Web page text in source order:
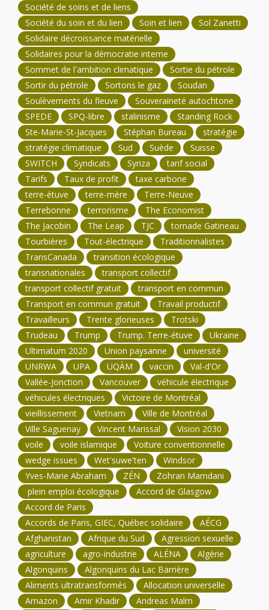
Société de soins et de liens
Société du soin et du lien
Soin et lien
Sol Zanetti
Solidaire décroissance matérielle
Solidaires pour la démocratie interne
Sommet de l'ambition climatique
Sortie du pétrole
Sortir du pétrole
Sortons le gaz
Soudan
Soulèvements du fleuve
Souveraineté autochtone
SPEDE
SPQ-libre stalinisme
Standing Rock
Ste-Marie-St-Jacques
Stéphan Bureau
stratégie
stratégie climatique
Sud Suède
Suisse
SWITCH
Syndicats Syriza
tarif social
Tarifs
Taux de profit
taxe carbone
terre-étuve
terre-mère
Terre-Neuve
Terrebonne
terrorisme
The Economist
The Jacobin
The Leap TJC
tornade Gatineau
Tourbières
Tout-électrique
Traditionnalistes
TransCanada
transition écologique
transnationales
transport collectif
transport collectif gratuit
transport en commun
Transport en commun gratuit
Travail productif
Travailleurs
Trente glorieuses
Trotski
Trudeau
Trump Trump. Terre-étuve
Ukraine
Ultimatum 2020
Union paysanne
université
UNRWA
UPA UQÀM vaccin
Val-d'Or
Vallée-Jonction
Vancouver
véhicule électrique
véhicules électriques
Victoire de Montréal
vieillissement
Vietnam
Ville de Montréal
Ville Saguenay
Vincent Marissal
Vision 2030
voile
voile islamique
Voiture conventionnelle
wedge issues
Wet'suwe'ten
Windsor
Yves-Marie Abraham
ZÉN
Zohran Mamdani
plein emploi écologique
Accord de Glasgow
Accord de Paris
Accords de Paris, GIEC, Québec solidaire
AÉCG
Afghanistan
Afrique du Sud
Agression sexuelle
agriculture
agro-industrie ALÉNA
Algérie
Algonquins
Algonquins du Lac Barrière
Aliments ultratransformés
Allocation universelle
Amazon
Amir Khadir Andreas Malm